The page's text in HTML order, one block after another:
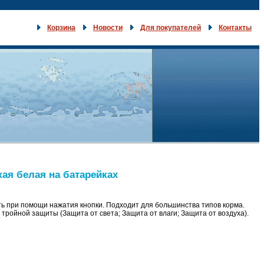
Корзина Новости Для покупателей Контакты
белая на батарейках
при помощи нажатия кнопки. Подходит для большинства типов корма.
защиты (Защита от света; Защита от влаги; Защита от воздуха).